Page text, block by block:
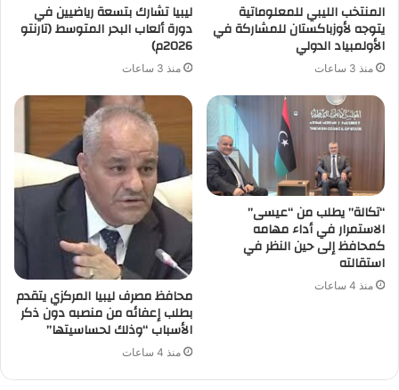
المنتخب الليبي للمعلوماتية
يتوجه لأوزباكستان للمشاركة في
الأولمبياد الدولي
منذ 3 ساعات
ليبيا تشارك بتسعة رياضيين في
دورة ألعاب البحر المتوسط (تارنتو
2026م)
منذ 3 ساعات
“تكالة” يطلب من “عيسى”
الاستمرار في أداء مهامه
كمحافظ إلى حين النظر في
استقالته
منذ 4 ساعات محافظ مصرف ليبيا المركزي يتقدم
بطلب إعفائه من منصبه دون ذكر
الأسباب “وذلك لحساسيتها”
منذ 4 ساعات